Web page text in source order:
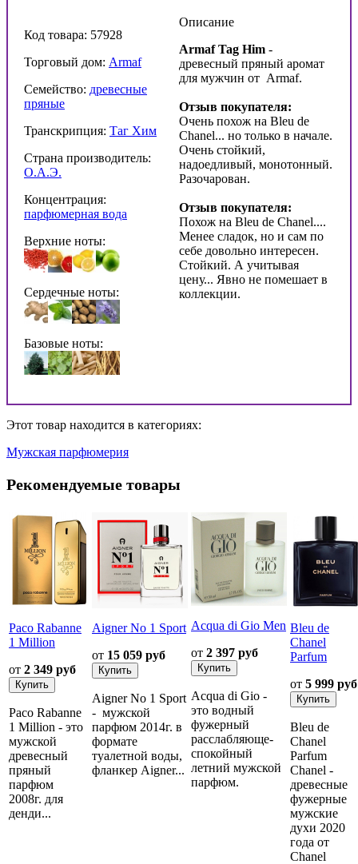
Код товара: 57928
Торговый дом: Armaf
Семейство: древесные
пряные
Транскрипция: Таг Хим
Страна производитель:
О.А.Э.
Концентрация:
парфюмерная вода
Верхние ноты:
Сердечные ноты:
Базовые ноты:
Описание
Armaf Tag Him -
древесный пряный аромат
для мужчин от Armaf.
Отзыв покупателя:
Очень похож на Bleu de
Chanel... но только в начале.
Очень стойкий,
надоедливый, монотонный.
Разочарован.
Отзыв покупателя:
Похож на Bleu de Chanel....
Менее сладок, но и сам по
себе довольно интересен.
Стойкий. А учитывая
цену... Явно не помешает в
коллекции.
Этот товар находится в категориях:
Мужская парфюмерия
Рекомендуемые товары
Paco Rabanne
1 Million
от 2 349 руб
Paco Rabanne
1 Million - это
мужской
древесный
пряный
парфюм
2008г. для
денди...
Aigner No 1 Sport
от 15 059 руб
Aigner No 1 Sport
- мужской
парфюм 2014г. в
формате
туалетной воды,
фланкер Aigner...
Acqua di Gio Men
от 2 397 руб
Acqua di Gio -
это водный
фужерный
расслабляюще-
спокойный
летний мужской
парфюм.
Bleu de
Chanel
Parfum
от 5 999 руб
Bleu de
Chanel
Parfum
Chanel -
древесные
фужерные
мужские
духи 2020
года от
Chanel